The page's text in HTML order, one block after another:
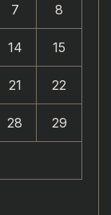
7 8
14 15
21 22
28 29